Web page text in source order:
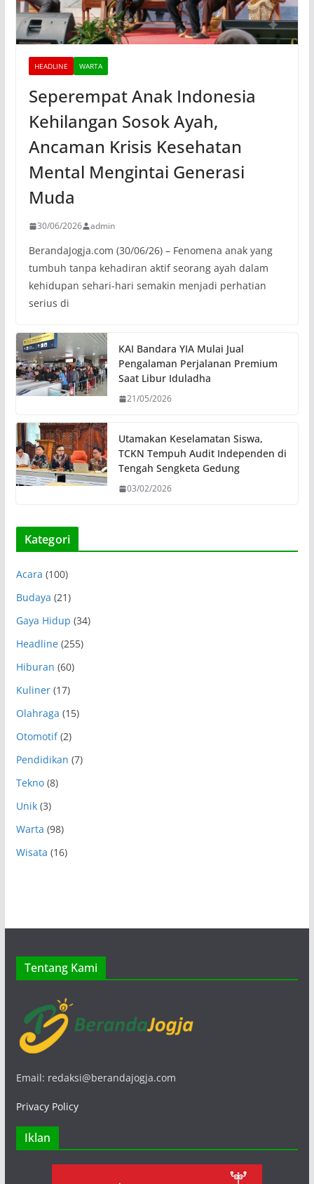
HEADLINE WARTA
Seperempat Anak Indonesia
Kehilangan Sosok Ayah,
Ancaman Krisis Kesehatan
Mental Mengintai Generasi
Muda
30/06/2026 admin
BerandaJogja.com (30/06/26) – Fenomena anak yang
tumbuh tanpa kehadiran aktif seorang ayah dalam
kehidupan sehari-hari semakin menjadi perhatian
serius di
KAI Bandara YIA Mulai Jual
Pengalaman Perjalanan Premium
Saat Libur Iduladha
21/05/2026
Utamakan Keselamatan Siswa,
TCKN Tempuh Audit Independen di
Tengah Sengketa Gedung
03/02/2026
Kategori
Acara (100)
Budaya (21)
Gaya Hidup (34)
Headline(255)
Hiburan (60)
Kuliner(17)
Olahraga (15)
Otomotif(2)
Pendidikan (7)
Tekno(8)
Unik(3)
Warta (98)
Wisata (16)
Tentang Kami
Email: redaksi@berandajogja.com
Privacy Policy
Iklan